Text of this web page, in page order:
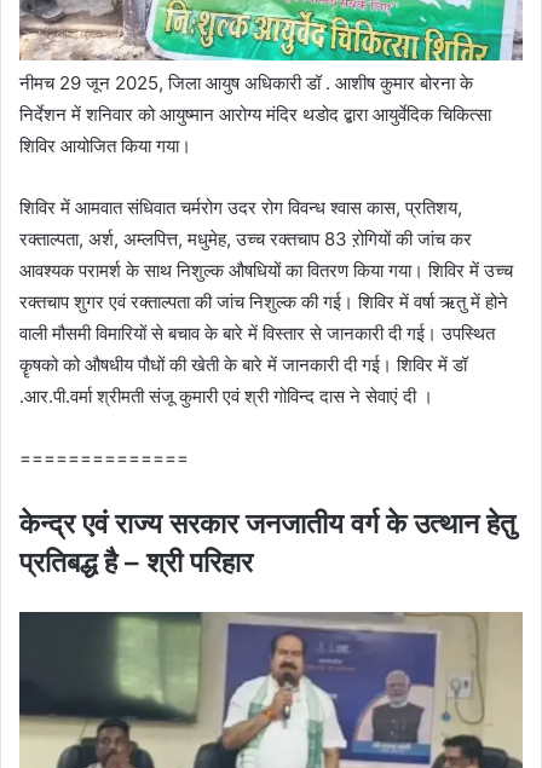
नीमच 29 जून 2025, जिला आयुष अधिकारी डॉ . आशीष कुमार बोरना के
निर्देशन में शनिवार को आयुष्मान आरोग्य मंदिर थडोद द्बारा आयुर्वेदिक चिकित्सा
शिविर आयोजित किया गया।
शिविर में आमवात संधिवात चर्मरोग उदर रोग विवन्ध श्वास कास, प्रतिशय,
रक्ताल्पता, अर्श, अम्लपित्त, मधुमेह, उच्च रक्तचाप 83 ऱोगियों की जांच कर
आवश्यक परामर्श के साथ निशुल्क औषधियों का वितरण किया गया। शिविर में उच्च
रक्तचाप शुगर एवं रक्ताल्पता की जांच निशुल्क की गई। शिविर में वर्षा ऋतु में होने
वाली मौसमी विमारियों से बचाव के बारे में विस्तार से जानकारी दी गई। उपस्थित
कॄषको को औषधीय पौधों की खेती के बारे में जानकारी दी गई। शिविर में डॉ
.आर.पी.वर्मा श्रीमती संजू कुमारी एवं श्री गोविन्द दास ने सेवाएं दी ।
==============
केन्द्र एवं राज्य सरकार जनजातीय वर्ग के उत्थान हेतु
प्रतिबद्ध है – श्री परिहार